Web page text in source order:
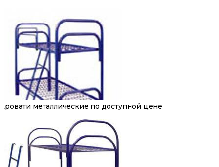
Кровати металлические по доступной цене